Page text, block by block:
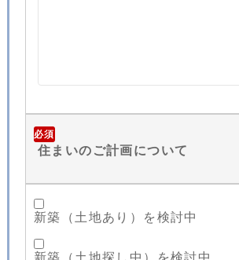
必須
住まいのご計画について
新築（土地あり）を検討中
新築（土地探し中）を検討中